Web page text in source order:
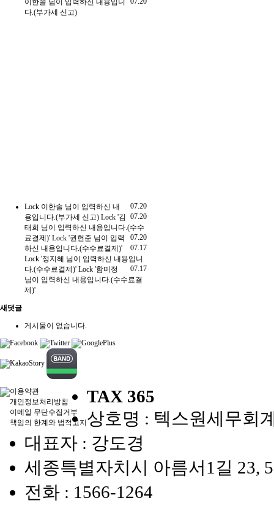
이한솔 님이 입력하신 내용입니
다.(부가세 신고)
07.20
Lock 이한솔 님이 입력하신 내
용입니다.(부가세 신고)
07.20
Lock '김
태희 님이 입력하신 내용입니다.(수수
료결제)'
07.20
Lock '권헌준 님이 입력
하신 내용입니다.(수수료결제)'
07.17
Lock '정지혜 님이 입력하신 내용입니
다.(수수료결제)'
07.17
Lock '함미정
님이 입력하신 내용입니다.(수수료결
제)'
새댓글
게시물이 없습니다.
이용약관
개인정보처리방침
이메일 무단수집거부
책임의 한계와 법적고지
TAX 365
상호명 : 텍스원세무회
대표자 : 강도경
세종특별자치시 아름서1길 23,
전화 : 1566-1264